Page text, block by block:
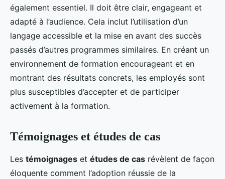
également essentiel. Il doit être clair, engageant et
adapté à l’audience. Cela inclut l’utilisation d’un
langage accessible et la mise en avant des succès
passés d’autres programmes similaires. En créant un
environnement de formation encourageant et en
montrant des résultats concrets, les employés sont
plus susceptibles d’accepter et de participer
activement à la formation.
Témoignages et études de cas
Les témoignages et études de cas révèlent de façon
éloquente comment l’adoption réussie de la